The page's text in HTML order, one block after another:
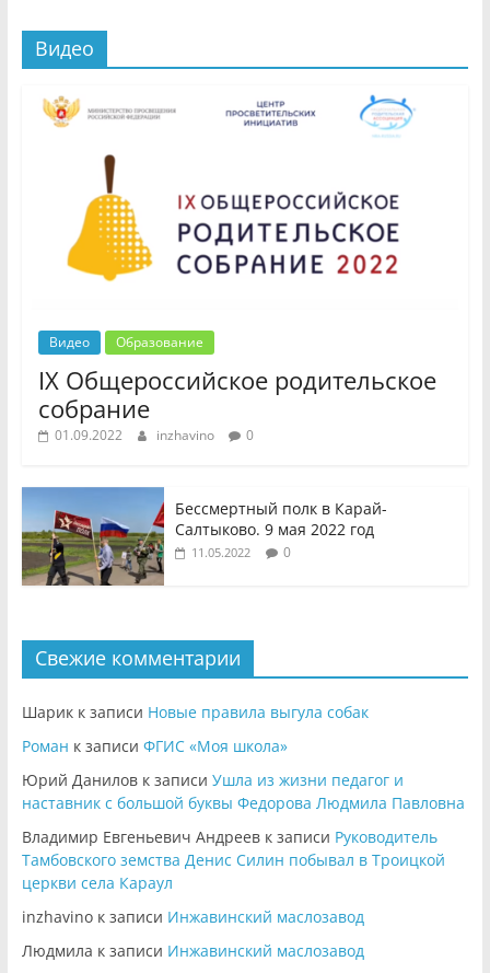
Видео
Видео Образование
IX Общероссийское родительское
собрание
01.09.2022 inzhavino 0
Бессмертный полк в Карай-
Салтыково. 9 мая 2022 год
11.05.2022 0
Свежие комментарии
Шарикк записи Новые правила выгула собак
Роман к записи ФГИС «Моя школа»
Юрий Даниловк записи Ушла из жизни педагог и
наставник с большой буквы Федорова Людмила Павловна
Владимир Евгеньевич Андреевк записи Руководитель
Тамбовского земства Денис Силин побывал в Троицкой
церкви села Караул
inzhavinoк записи Инжавинский маслозавод
Людмила к записи Инжавинский маслозавод